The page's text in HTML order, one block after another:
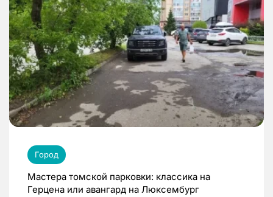
Город
Мастера томской парковки: классика на
Герцена или авангард на Люксембург